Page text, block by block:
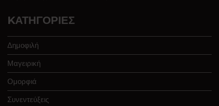
KΑΤΗΓΟΡΊΕΣ
Δημοφιλή
Μαγειρική
Ομορφιά
Συνεντεύξεις